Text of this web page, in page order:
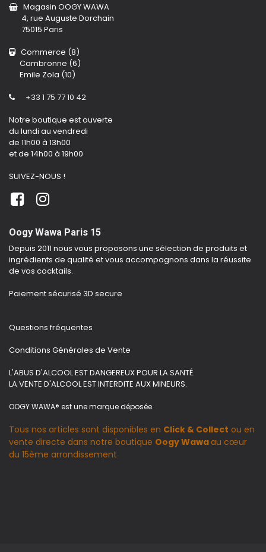
Magasin OOGY WAWA
4, rue Auguste Dorchain
75015 Paris
Commerce (8)
Cambronne (6)
Emile Zola (10)
+33 1 75 77 10 42
Notre boutique est ouverte
du lundi au vendredi
de 11h00 à 13h00
et de 14h00 à 19h00
SUIVEZ-NOUS !
Oogy Wawa Paris 15
Depuis 2011 nous vous proposons une sélection de produits et
ingrédients de qualité et vous accompagnons dans la réussite
de vos cocktails.
Paiement sécurisé 3D secure
Questions fréquentes
Conditions Générales de Vente
L'ABUS D'ALCOOL EST DANGEREUX POUR LA SANTÉ.
LA VENTE D'ALCOOL EST INTERDITE AUX MINEURS.
OOGY WAWA® est une marque déposée.
Tous nos articles sont disponibles en Click & Collect ou en
vente directe dans notre boutique Oogy Wawaau cœur
du 15ème arrondissement